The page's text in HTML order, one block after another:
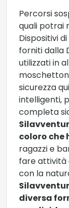
Percorsi
quali potrai
Dispositivi
forniti dalla
utilizzati in
sicurezza
intelligenti,
completa
coloro che
ragazzi e
fare attività
con la
diversa